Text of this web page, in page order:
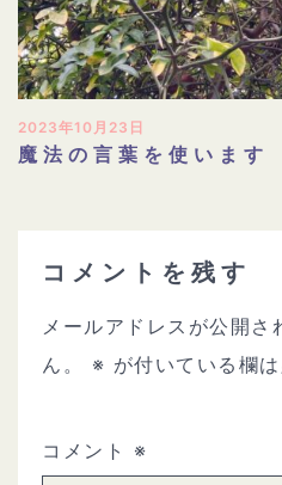
2023年10月23日
魔法の言葉を使います
コメントを残す
メールアドレスが公開さ
ん。
※ が付いている欄
コメント ※